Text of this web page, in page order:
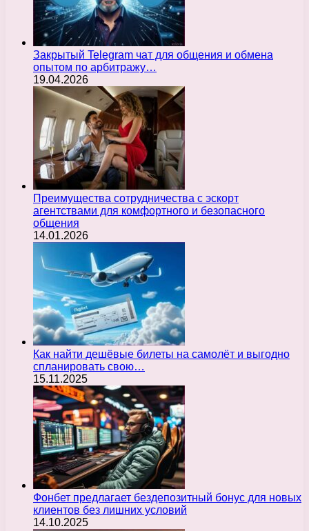
Закрытый Telegram чат для общения и обмена
опытом по арбитражу…
19.04.2026
Преимущества сотрудничества с эскорт
агентствами для комфортного и безопасного
общения
14.01.2026
Как найти дешёвые билеты на самолёт и выгодно
спланировать свою…
15.11.2025
Фонбет предлагает бездепозитный бонус для новых
клиентов без лишних условий
14.10.2025